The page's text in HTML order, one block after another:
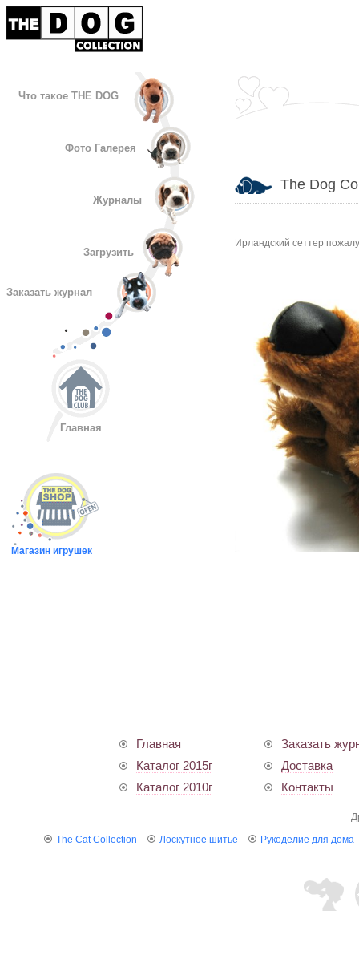
Что такое THE DOG
Фото Галерея
Журналы
Загрузить
Заказать журнал
Главная
Магазин игрушек
The Dog
Ирландский сеттер
Главная
Каталог 2015г
Каталог 2010г
Заказать
Доставка
Контакты
The Cat Collection
Лоскутное шитье Рукоделие для дома